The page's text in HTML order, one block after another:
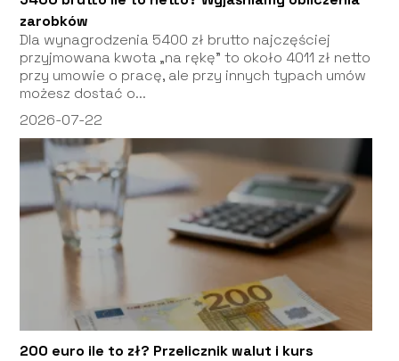
zarobków
Dla wynagrodzenia 5400 zł brutto najczęściej
przyjmowana kwota „na rękę” to około 4011 zł netto
przy umowie o pracę, ale przy innych typach umów
możesz dostać o...
2026-07-22
200 euro ile to zł? Przelicznik walut i kurs